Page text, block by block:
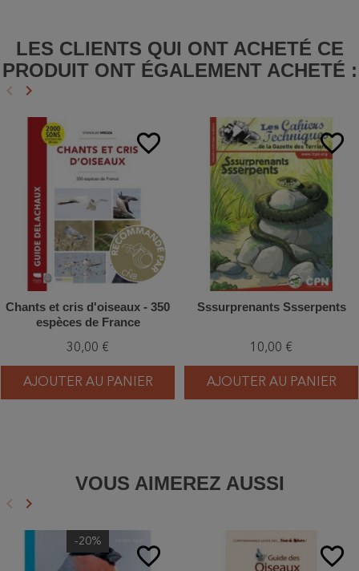
LES CLIENTS QUI ONT ACHETÉ CE
PRODUIT ONT ÉGALEMENT ACHETÉ :
Précédent
keyboard_arrow_left Suivant
keyboard_arrow_right
favorite_border
Chants et cris d'oiseaux - 350
espèces de France
30,00 €
AJOUTER AU PANIER
favorite_border
Sssurprenants Ssserpents
10,00 €
AJOUTER AU PANIER
VOUS AIMEREZ AUSSI
Précédent
keyboard_arrow_left Suivant
keyboard_arrow_right
favorite_border
-20%
favorite_border